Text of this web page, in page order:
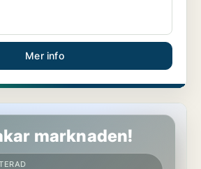
Mer info
marknaden!